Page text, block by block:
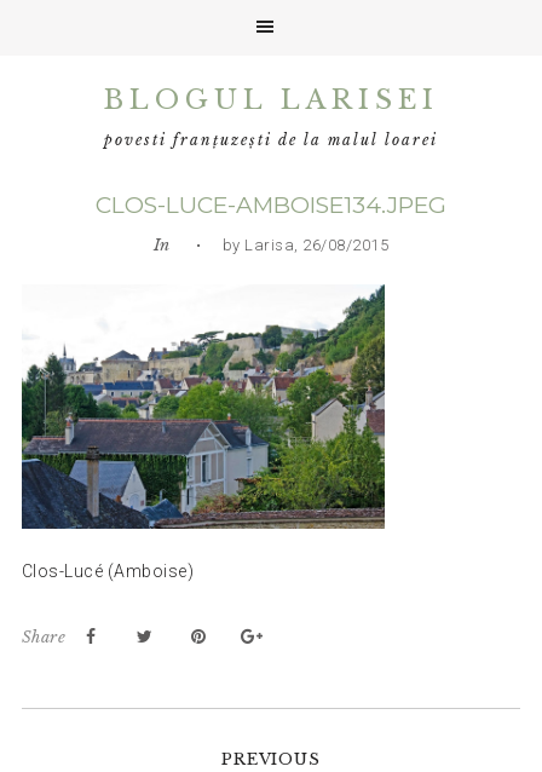
BLOGUL LARISEI
povesti franțuzești de la malul loarei
CLOS-LUCE-AMBOISE134.JPEG
In • by Larisa, 26/08/2015
Clos-Lucé (Amboise)
Share
PREVIOUS